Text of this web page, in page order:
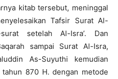
kitab tersebut, meninggal
Tafsir Surat Al-
setelah Al-Isra’. Dan
sampai Surat Al-Isra,
As-Suyuthi kemudian
870 H. dengan metode